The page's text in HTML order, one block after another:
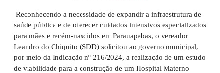
Reconhecendo a necessidade de expandir a infraestrutura de
saúde pública e de oferecer cuidados intensivos especializados
para mães e recém-nascidos em Parauapebas, o vereador
Leandro do Chiquito (SDD) solicitou ao governo municipal,
por meio da Indicação nº 216/2024, a realização de um estudo
de viabilidade para a construção de um Hospital Materno